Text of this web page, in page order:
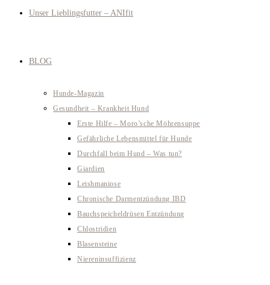
Unser Lieblingsfutter – ANIfit
BLOG
Hunde-Magazin
Gesundheit – Krankheit Hund
Erste Hilfe – Moro’sche Möhrensuppe
Gefährliche Lebensmittel für Hunde
Durchfall beim Hund – Was tun?
Giardien
Leishmaniose
Chronische Darmentzündung IBD
Bauchspeicheldrüsen Entzündung
Chlostridien
Blasensteine
Niereninsuffizienz